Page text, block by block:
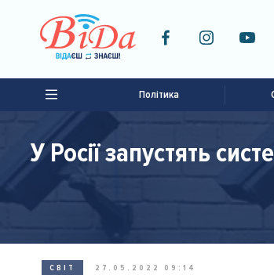
Політика
У Росії запустять
СВІТ 27.05.2022 09:14